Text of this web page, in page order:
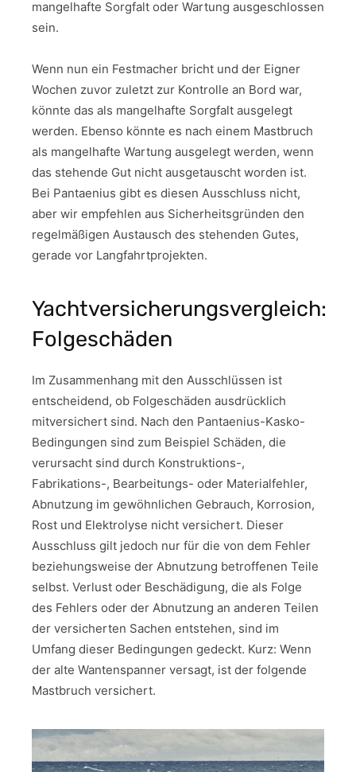
mangelhafte Sorgfalt oder Wartung ausgeschlossen
sein.
Wenn nun ein Festmacher bricht und der Eigner
Wochen zuvor zuletzt zur Kontrolle an Bord war,
könnte das als mangelhafte Sorgfalt ausgelegt
werden. Ebenso könnte es nach einem Mastbruch
als mangelhafte Wartung ausgelegt werden, wenn
das stehende Gut nicht ausgetauscht worden ist.
Bei Pantaenius gibt es diesen Ausschluss nicht,
aber wir empfehlen aus Sicherheitsgründen den
regelmäßigen Austausch des stehenden Gutes,
gerade vor Langfahrtprojekten.
Yachtversicherungsvergleich:
Folgeschäden
Im Zusammenhang mit den Ausschlüssen ist
entscheidend, ob Folgeschäden ausdrücklich
mitversichert sind. Nach den Pantaenius-Kasko-
Bedingungen sind zum Beispiel Schäden, die
verursacht sind durch Konstruktions-,
Fabrikations-, Bearbeitungs- oder Materialfehler,
Abnutzung im gewöhnlichen Gebrauch, Korrosion,
Rost und Elektrolyse nicht versichert. Dieser
Ausschluss gilt jedoch nur für die von dem Fehler
beziehungsweise der Abnutzung betroffenen Teile
selbst. Verlust oder Beschädigung, die als Folge
des Fehlers oder der Abnutzung an anderen Teilen
der versicherten Sachen entstehen, sind im
Umfang dieser Bedingungen gedeckt. Kurz: Wenn
der alte Wantenspanner versagt, ist der folgende
Mastbruch versichert.